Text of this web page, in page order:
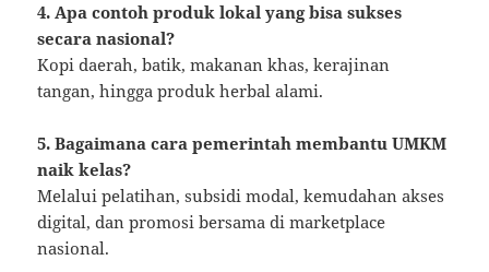
4. Apa contoh produk lokal yang bisa sukses
secara nasional?
Kopi daerah, batik, makanan khas, kerajinan
tangan, hingga produk herbal alami.
5. Bagaimana cara pemerintah membantu UMKM
naik kelas?
Melalui pelatihan, subsidi modal, kemudahan akses
digital, dan promosi bersama di marketplace
nasional.